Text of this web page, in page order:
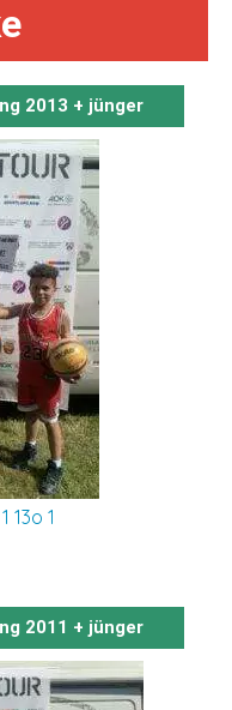
2013 + jünger
13o 1
2011 + jünger